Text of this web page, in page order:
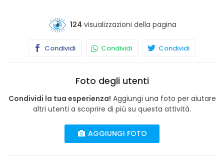
124 visualizzazioni della pagina
Condividi Condividi Condividi
Foto degli utenti
Condividi la tua esperienza! Aggiungi una foto per aiutare
altri utenti a scoprire di più su questa attività.
AGGIUNGI FOTO